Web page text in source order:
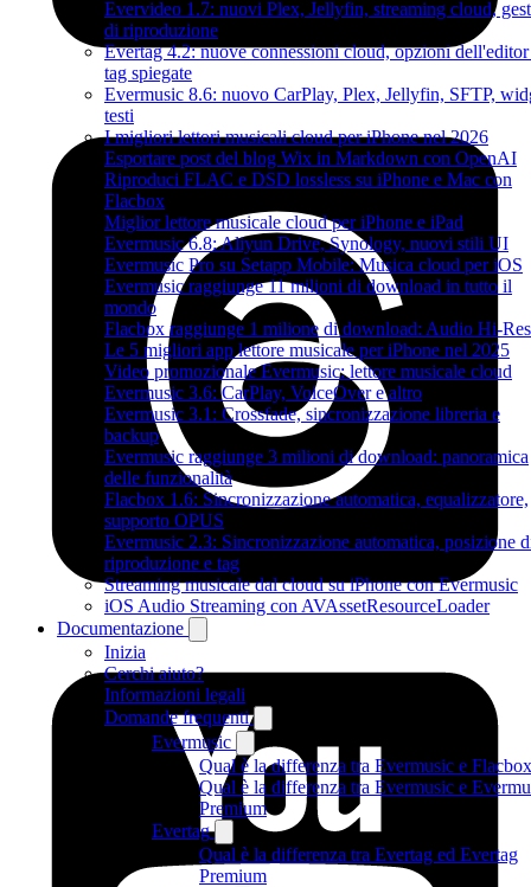
Evervideo 1.7: nuovi Plex, Jellyfin, streaming cloud,
di riproduzione
Evertag 4.2: nuove connessioni cloud, opzioni
tag spiegate
Evermusic 8.6: nuovo CarPlay, Plex, Jellyfin, SFTP,
testi
I migliori lettori musicali cloud per iPhone nel 2026
Esportare post del blog Wix in Markdown con OpenAI
Riproduci FLAC e DSD lossless su iPhone e Mac con
Flacbox
Miglior lettore musicale cloud per iPhone e iPad
Evermusic 6.8: Aliyun Drive, Synology, nuovi stili UI
Evermusic Pro su Setapp Mobile: Musica cloud per iOS
Evermusic raggiunge 11 milioni di download in tutto il
mondo
Flacbox raggiunge 1 milione di download: Audio Hi-Res
Le 5 migliori app lettore musicale per iPhone nel 2025
Video promozionale Evermusic: lettore musicale cloud
Evermusic 3.6: CarPlay, VoiceOver e altro
Evermusic 3.1: Crossfade, sincronizzazione libreria e
backup
Evermusic raggiunge 3 milioni di download: panoramica
delle funzionalità
Flacbox 1.6: Sincronizzazione automatica, equalizzatore,
supporto OPUS
Evermusic 2.3: Sincronizzazione automatica, posizione
riproduzione e tag
Streaming musicale dal cloud su iPhone con Evermusic
iOS Audio Streaming con AVAssetResourceLoader
Documentazione
Inizia
Cerchi aiuto?
Informazioni legali
Domande frequenti
Evermusic
Qual è la differenza tra Evermusic e Flacbox
Qual è la differenza tra Evermusic e
Premium
Evertag
Qual è la differenza tra Evertag ed Evertag
Premium